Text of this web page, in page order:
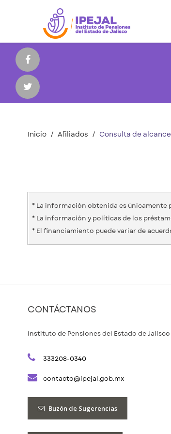
Inicio Afiliados Consulta de alcance
* La información obtenida es únicamente
* La información y políticas de los
* El financiamiento puede variar de
CONTÁCTANOS
Instituto de Pensiones del Estado de Jalisco
333208-0340
contacto@ipejal.gob.mx
Buzón de Sugerencias